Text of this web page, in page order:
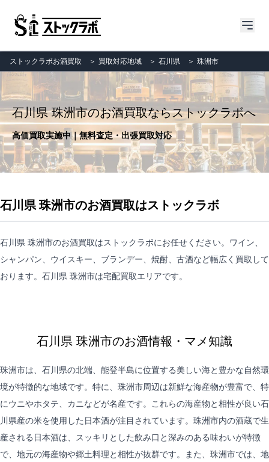
ストックラボお酒買取 ＞ 買取対応地域 ＞ 石川県 ＞ 珠洲市
石川県 珠洲市のお酒買取ならストックラボへ
高価買取実施中｜無料査定・出張買取対応
石川県 珠洲市のお酒買取はストックラボ
石川県 珠洲市のお酒買取はストックラボにお任せください。ワイン、
シャンパン、ウイスキー、ブランデー、焼酎、古酒など幅広く買取して
おります。石川県 珠洲市は宅配買取エリアです。
石川県 珠洲市のお酒情報・マメ知識
珠洲市は、石川県の北端、能登半島に位置する美しい海と豊かな自然環
境が特徴的な地域です。特に、珠洲市周辺は新鮮な海産物が豊富で、特
にウニやホタテ、カニなどが名産です。これらの海産物と相性が良い石
川県産の米を使用した日本酒が注目されています。珠洲市内の酒蔵で生
産される日本酒は、スッキリとした飲み口と深みのある味わいが特徴
で、地元の海産物や郷土料理と相性が抜群です。また、珠洲市では、地